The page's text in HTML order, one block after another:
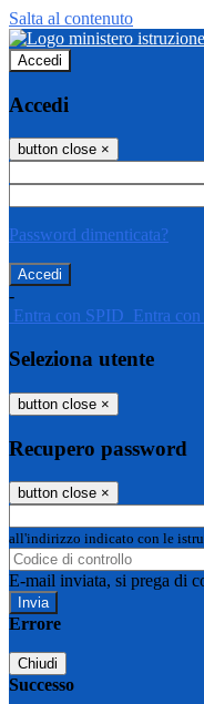
Salta al contenuto
Accedi
Accedi
button close ×
Password dimenticata?
-
Entra con SPID Entra
Seleziona utente
button close ×
Recupero password
button close ×
all'indirizzo indicato con le
E-mail inviata, si prega di
Errore
Chiudi
Successo